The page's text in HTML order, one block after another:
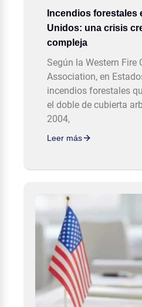
Incendios forestales
Unidos: una crisis
compleja
Según la Western Fire
Association, en
incendios forestales
el doble de cubierta
2004,
Leer más